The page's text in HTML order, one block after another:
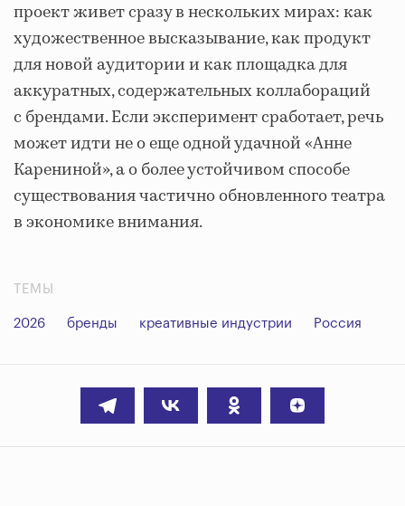
проект живет сразу в нескольких мирах: как
художественное высказывание, как продукт
для новой аудитории и как площадка для
аккуратных, содержательных коллабораций
с брендами. Если эксперимент сработает, речь
может идти не о еще одной удачной «Анне
Карениной», а о более устойчивом способе
существования частично обновленного театра
в экономике внимания.
ТЕМЫ
2026 бренды креативные индустрии Россия